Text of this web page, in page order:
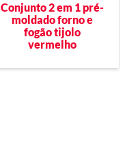
Conjunto 2 em 1 pré-
moldado forno e
fogão tijolo
vermelho